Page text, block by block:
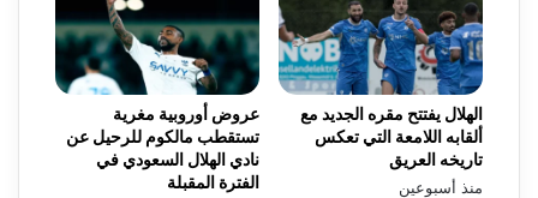
عروض أوروبية مغرية
تستقطب مالكوم للرحيل عن
نادي الهلال السعودي في
الفترة المقبلة
الهلال يفتتح مقره الجديد مع
ألقابه اللامعة التي تعكس
تاريخه العريق
منذ أسبوعين